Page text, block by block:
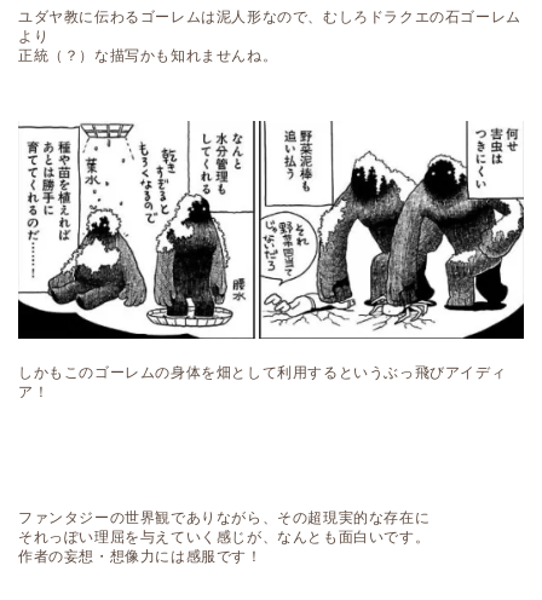
ユダヤ教に伝わるゴーレムは泥人形なので、むしろドラクエの石ゴーレム
より
正統（？）な描写かも知れませんね。
しかもこのゴーレムの身体を畑として利用するというぶっ飛びアイディ
ア！
ファンタジーの世界観でありながら、その超現実的な存在に
それっぽい理屈を与えていく感じが、なんとも面白いです。
作者の妄想・想像力には感服です！